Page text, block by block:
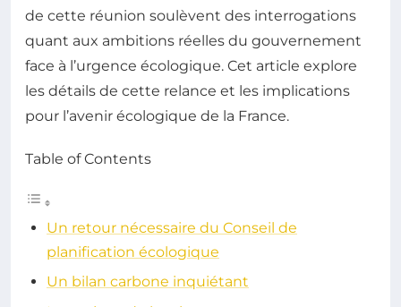
de cette réunion soulèvent des interrogations
quant aux ambitions réelles du gouvernement
face à l’urgence écologique. Cet article explore
les détails de cette relance et les implications
pour l’avenir écologique de la France.
Table of Contents
Un retour nécessaire du Conseil de
planification écologique
Un bilan carbone inquiétant